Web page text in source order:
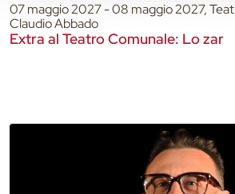
07 maggio 2027 - 08 maggio 2027,
Claudio Abbado
Extra al Teatro Comunale: Lo zar